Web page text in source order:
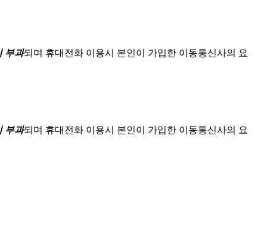
부과되며 휴대전화 이용시 본인이 가입한 이동통신사의 요
부과되며 휴대전화 이용시 본인이 가입한 이동통신사의 요